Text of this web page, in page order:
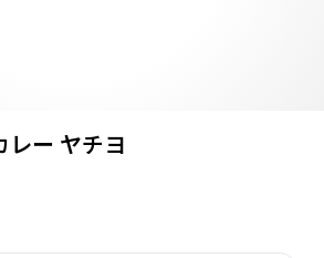
レー ヤチヨ